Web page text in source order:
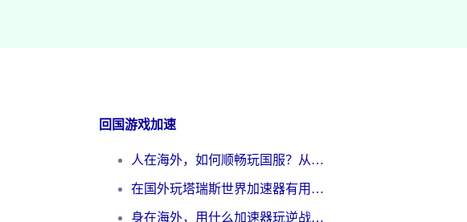
回国游戏加速
人在海外，如何顺畅玩国服？从《王者荣耀》到《云图计划》的加速器终极指南
在国外玩塔瑞斯世界加速器有用吗？海外玩家亲测后的真实答案
身在海外，用什么加速器玩逆战才能告别延迟？